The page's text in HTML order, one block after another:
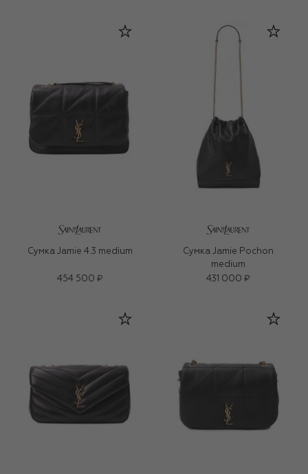
Сумка Jamie 4.3 medium
454 500 ₽
Сумка Jamie Pochon
medium
431 000 ₽